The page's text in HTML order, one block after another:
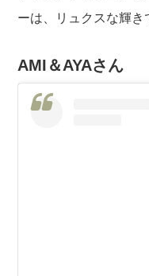
ーは、リュクスな輝き
AMI＆AYAさん